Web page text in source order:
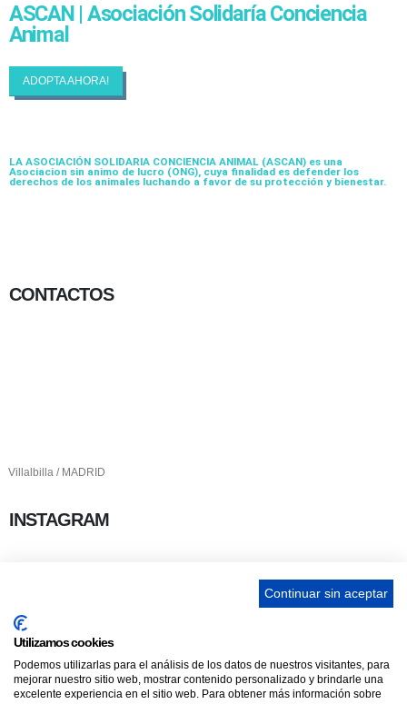
ASCAN | Asociación Solidaría Conciencia
Animal
ADOPTA AHORA!
LA ASOCIACIÓN SOLIDARIA CONCIENCIA ANIMAL (ASCAN) es una
Asociacion sin animo de lucro (ONG), cuya finalidad es defender los
derechos de los animales luchando a favor de su protección y bienestar.
CONTACTOS
Villalbilla / MADRID
INSTAGRAM
ENLACES
Contacta
Adopta un perro
Continuar sin aceptar
Utilizamos cookies
Podemos utilizarlas para el análisis de los datos de nuestros visitantes, para
mejorar nuestro sitio web, mostrar contenido personalizado y brindarle una
excelente experiencia en el sitio web. Para obtener más información sobre